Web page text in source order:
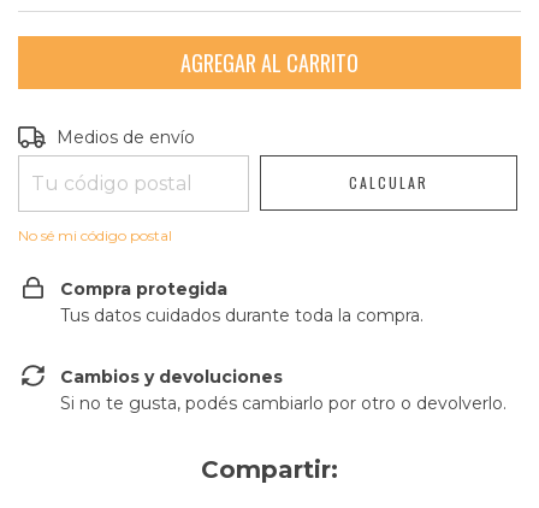
Entregas para el CP:
Medios de envío
CALCULAR
No sé mi código postal
Compra protegida
Tus datos cuidados durante toda la compra.
Cambios y devoluciones
Si no te gusta, podés cambiarlo por otro o devolverlo.
Compartir: